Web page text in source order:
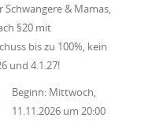
Schwangere & Mamas,
§20 mit
bis zu 100%, kein
und 4.1.27!
Beginn: Mittwoch,
11.11.2026 um 20:00